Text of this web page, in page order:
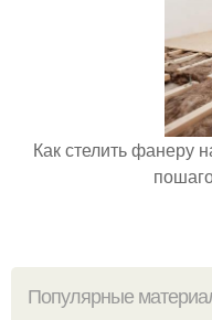
Как стелить фанеру
Популярные